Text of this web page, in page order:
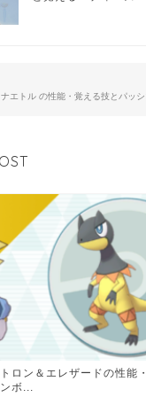
ナエトル の性能・覚える技とパッ
トロン＆エレザードの性能
ボ...